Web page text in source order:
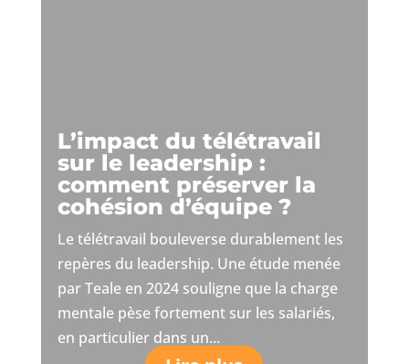
L’impact du télétravail
sur le leadership :
comment préserver la
cohésion d’équipe ?
Le télétravail bouleverse durablement les
repères du leadership. Une étude menée
par Teale en 2024 souligne que la charge
mentale pèse fortement sur les salariés,
en particulier dans un...